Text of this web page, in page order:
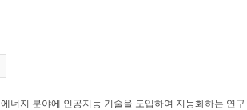
에너지 분야에 인공지능 기술을 도입하여 지능화하는 연